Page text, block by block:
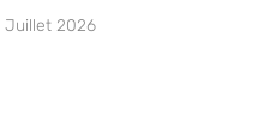
Juillet 2026